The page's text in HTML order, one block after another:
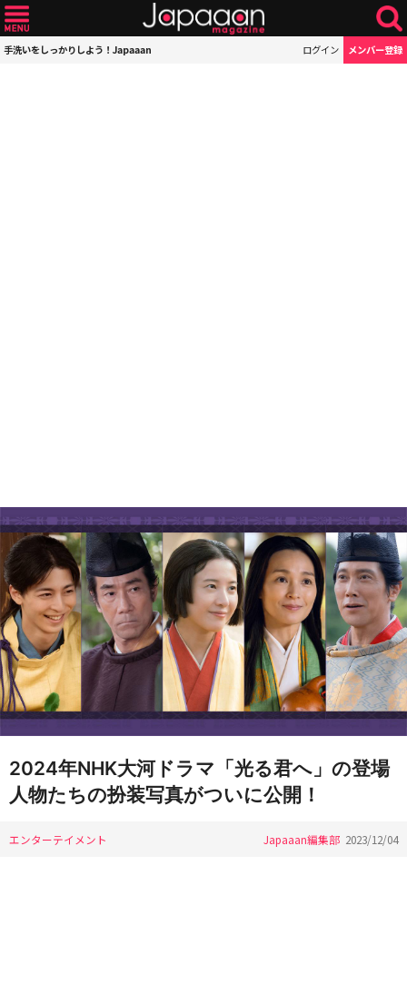
手洗いをしっかりしよう！Japaaan ログイン メンバー登録
2024年NHK大河ドラマ「光る君へ」の登場
人物たちの扮装写真がついに公開！
エンターテイメント Japaaan編集部 2023/12/04